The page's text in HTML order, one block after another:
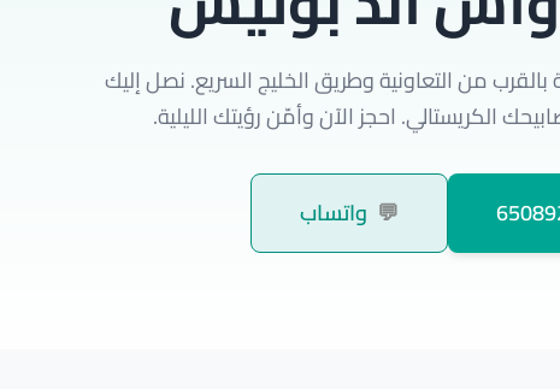
بالقرب من التعاونية وطريق الخليج السريع. نصل إليك
💬 واتساب